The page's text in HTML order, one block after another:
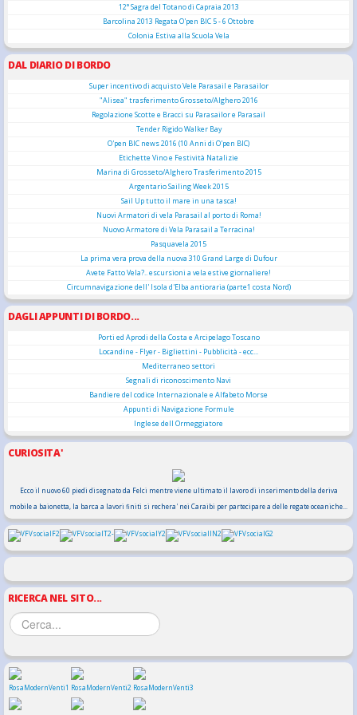
12° Sagra del Totano di Capraia 2013
Barcolina 2013 Regata O'pen BIC 5 - 6 Ottobre
Colonia Estiva alla Scuola Vela
DAL DIARIO DI BORDO
Super incentivo di acquisto Vele Parasail e Parasailor
"Alisea" trasferimento Grosseto/Alghero 2016
Regolazione Scotte e Bracci su Parasailor e Parasail
Tender Rigido Walker Bay
O'pen BIC news 2016 (10 Anni di O'pen BIC)
Etichette Vino e Festività Natalizie
Marina di Grosseto/Alghero Trasferimento 2015
Argentario Sailing Week 2015
Sail Up tutto il mare in una tasca!
Nuovi Armatori di vela Parasail al porto di Roma!
Nuovo Armatore di Vela Parasail a Terracina!
Pasquavela 2015
La prima vera prova della nuova 310 Grand Large di Dufour
Avete Fatto Vela?.. escursioni a vela estive giornaliere!
Circumnavigazione dell' Isola d'Elba antioraria (parte1 costa Nord)
DAGLI APPUNTI DI BORDO...
Porti ed Aprodi della Costa e Arcipelago Toscano
Locandine - Flyer - Bigliettini - Pubblicità - ecc...
Mediterraneo settori
Segnali di riconoscimento Navi
Bandiere del codice Internazionale e Alfabeto Morse
Appunti di Navigazione Formule
Inglese dell Ormeggiatore
CURIOSITA'
Ecco il nuovo 60 piedi disegnato da Felci mentre viene ultimato il lavoro di inserimento della deriva
mobile a baionetta, la barca a lavori finiti si rechera' nei Caraibi per partecipare a delle regate oceaniche...
RICERCA NEL SITO...